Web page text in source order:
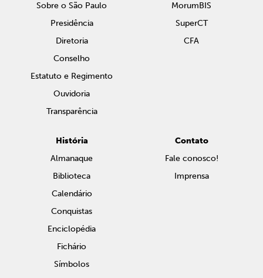
Sobre o São Paulo
Presidência
Diretoria
Conselho
Estatuto e Regimento
Ouvidoria
Transparência
MorumBIS
SuperCT
CFA
História
Almanaque
Biblioteca
Calendário
Conquistas
Enciclopédia
Fichário
Símbolos
Contato
Fale conosco!
Imprensa